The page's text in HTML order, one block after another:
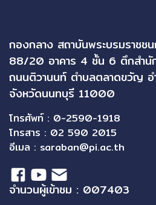
กองกลาง สถาบันพระบรมราชช
88/20 อาคาร 4 ชั้น 6 ตึกสำนั
ถนนติวานนท์ ตำบลตลาดขวัญ อ
จังหวัดนนทบุรี 11000
โทรศัพท์ : 0-2590-1918
โทรสาร : 02 590 2015
อีเมล : saraban@pi.ac.th
จำนวนผู้เข้าชม : 007403